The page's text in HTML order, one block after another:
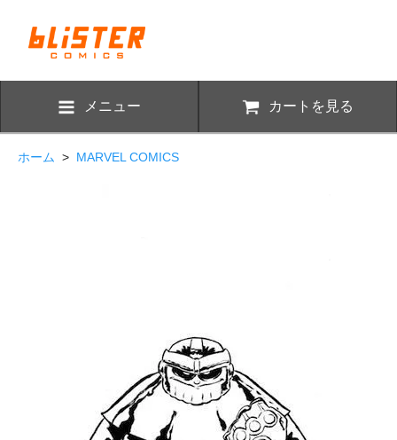
メニュー カートを見る
ホーム > MARVEL COMICS